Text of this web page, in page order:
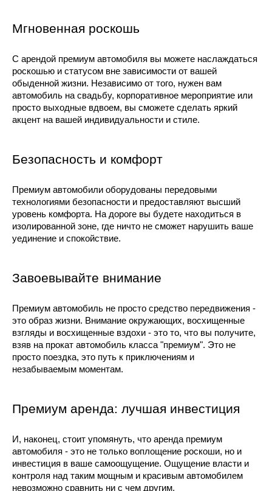
Мгновенная роскошь
С арендой премиум автомобиля вы можете наслаждаться
роскошью и статусом вне зависимости от вашей
обыденной жизни. Независимо от того, нужен вам
автомобиль на свадьбу, корпоративное мероприятие или
просто выходные вдвоем, вы сможете сделать яркий
акцент на вашей индивидуальности и стиле.
Безопасность и комфорт
Премиум автомобили оборудованы передовыми
технологиями безопасности и предоставляют высший
уровень комфорта. На дороге вы будете находиться в
изолированной зоне, где ничто не сможет нарушить ваше
уединение и спокойствие.
Завоевывайте внимание
Премиум автомобиль не просто средство передвижения -
это образ жизни. Внимание окружающих, восхищенные
взгляды и восхищенные вздохи - это то, что вы получите,
взяв на прокат автомобиль класса "премиум". Это не
просто поездка, это путь к приключениям и
незабываемым моментам.
Премиум аренда: лучшая инвестиция
И, наконец, стоит упомянуть, что аренда премиум
автомобиля - это не только воплощение роскоши, но и
инвестиция в ваше самоощущение. Ощущение власти и
контроля над таким мощным и красивым автомобилем
невозможно сравнить ни с чем другим.